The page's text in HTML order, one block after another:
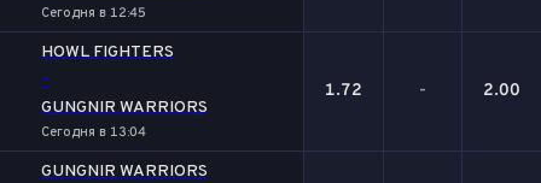
Сегодня в 12:45
HOWL FIGHTERS
-
GUNGNIR WARRIORS
Сегодня в 13:04
1.72 - 2.00
GUNGNIR WARRIORS